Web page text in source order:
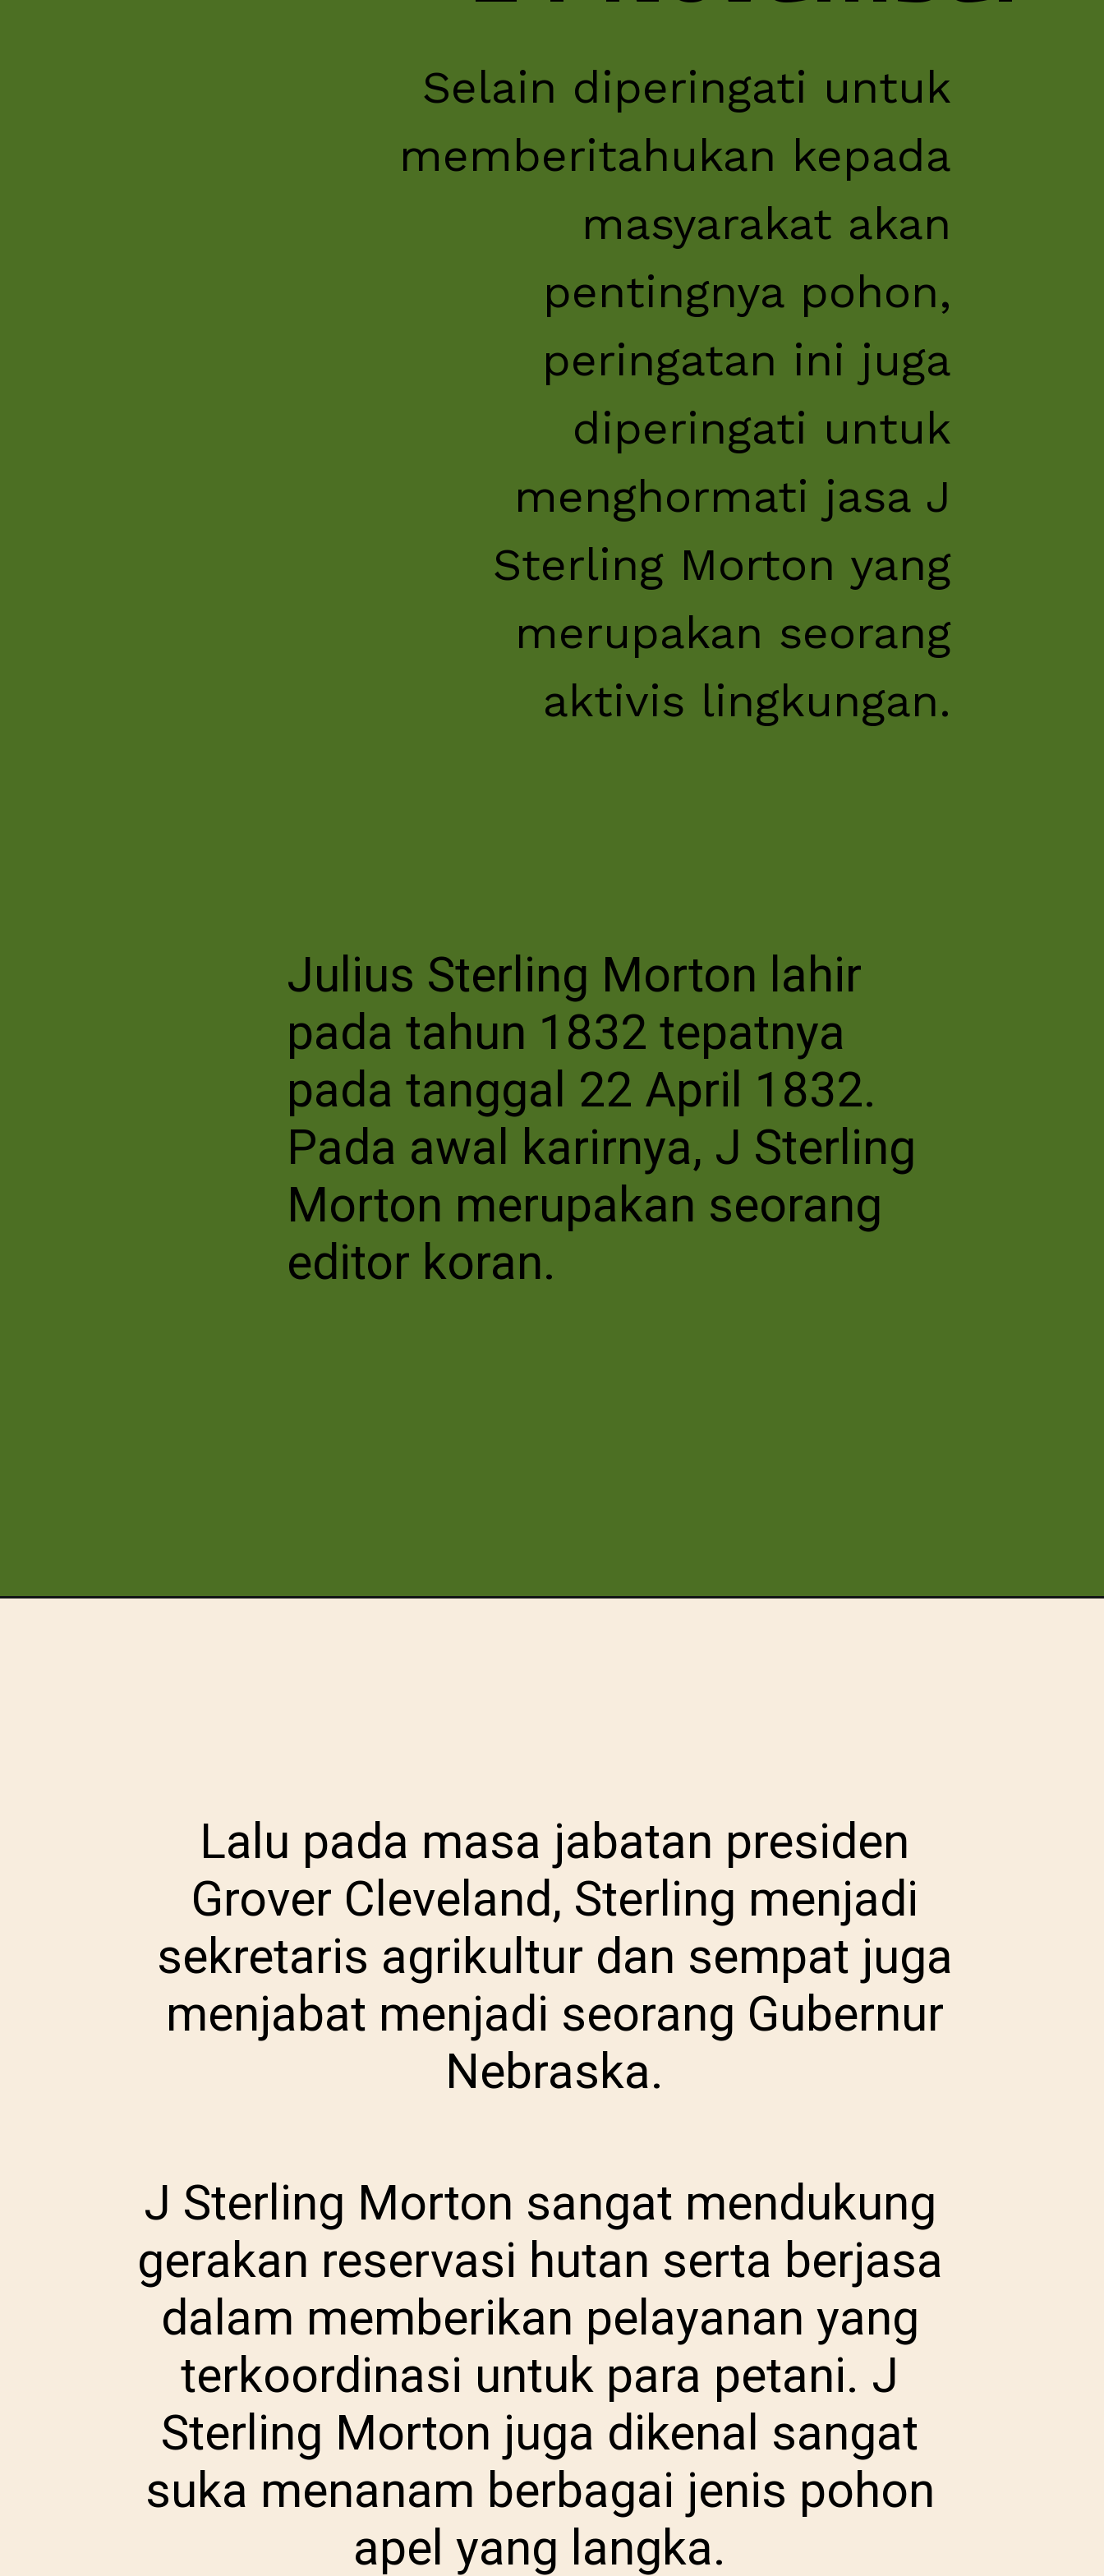
Selain diperingati untuk
memberitahukan kepada
masyarakat akan
pentingnya pohon,
peringatan ini juga
diperingati untuk
menghormati jasa J
Sterling Morton yang
merupakan seorang
aktivis lingkungan.
Julius Sterling Morton lahir
pada tahun 1832 tepatnya
pada tanggal 22 April 1832.
Pada awal karirnya, J Sterling
Morton merupakan seorang
editor koran.
Lalu pada masa jabatan presiden
Grover Cleveland, Sterling menjadi
sekretaris agrikultur dan sempat juga
menjabat menjadi seorang Gubernur
Nebraska.
J Sterling Morton sangat mendukung
gerakan reservasi hutan serta berjasa
dalam memberikan pelayanan yang
terkoordinasi untuk para petani. J
Sterling Morton juga dikenal sangat
suka menanam berbagai jenis pohon
apel yang langka.